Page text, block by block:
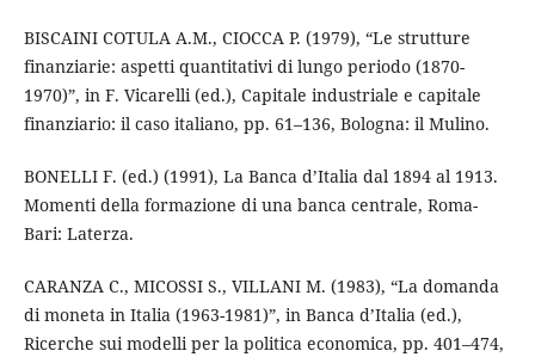
BISCAINI COTULA A.M., CIOCCA P. (1979), “Le strutture
finanziarie: aspetti quantitativi di lungo periodo (1870-
1970)”, in F. Vicarelli (ed.), Capitale industriale e capitale
finanziario: il caso italiano, pp. 61–136, Bologna: il Mulino.
BONELLI F. (ed.) (1991), La Banca d’Italia dal 1894 al 1913.
Momenti della formazione di una banca centrale, Roma-
Bari: Laterza.
CARANZA C., MICOSSI S., VILLANI M. (1983), “La domanda
di moneta in Italia (1963-1981)”, in Banca d’Italia (ed.),
Ricerche sui modelli per la politica economica, pp. 401–474,